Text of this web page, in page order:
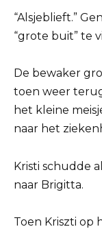
“Alsjeblieft.”
“grote buit” te
De bewaker
toen weer
het kleine
naar het
Kristi schudde
naar Brigitta.
Toen Kriszti op